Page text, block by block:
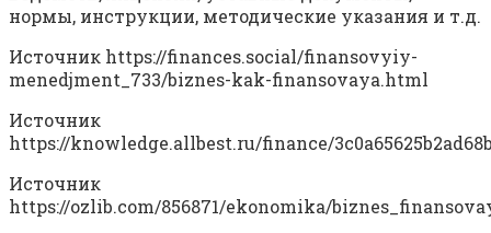
нормы, инструкции, методические указания и т.д.
Источник https://finances.social/finansovyiy-
menedjment_733/biznes-kak-finansovaya.html
Источник
https://knowledge.allbest.ru/finance/
Источник
https://ozlib.com/856871/ekonomika/